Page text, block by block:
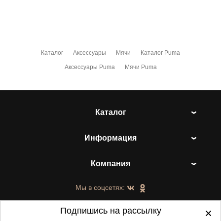
Каталог Аксессуары Мячи Каталог Puma
Аксессуары Puma Мячи Puma
Каталог
Информация
Компания
Мы в соцсетях:
Подпишись на рассылку